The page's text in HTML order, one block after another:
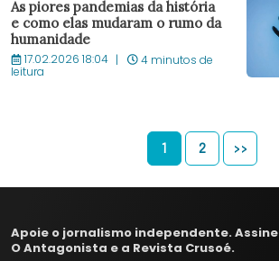
As piores pandemias da história
e como elas mudaram o rumo da
humanidade
17.02.2026 18:04 4 minutos de
leitura
1 2 >>
Apoie o jornalismo independente. Assine
O Antagonista e a Revista Crusoé.